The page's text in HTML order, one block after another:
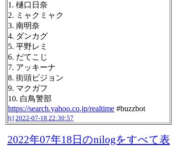
1. 樋口日奈
2. ミャクミャク
3. 南明奈
4. ダンカグ
5. 平野レミ
6. だてこじ
7. アッキーナ
8. 街頭ビジョン
9. マクガフ
10. 白鳥警部
https://search.yahoo.co.jp/realtime #buzzbot
[t] 2022-07-18 22:30:57
2022年07年18日のnilogをすべて表